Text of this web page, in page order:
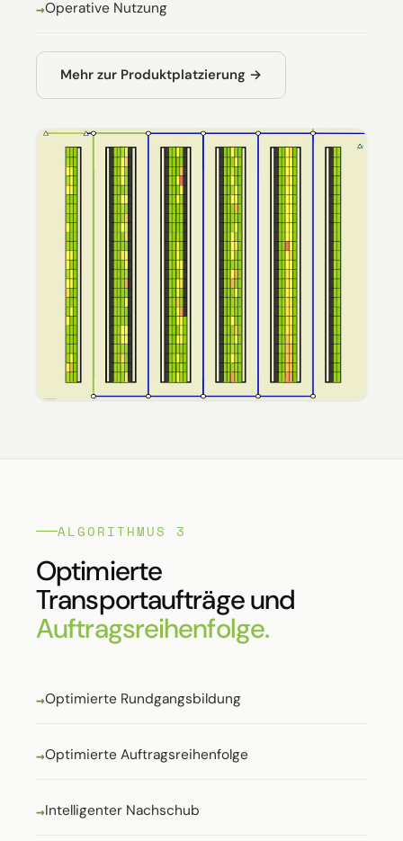
Operative Nutzung
Mehr zur Produktplatzierung →
ALGORITHMUS 3
Optimierte
Transportaufträge und
Auftragsreihenfolge.
Optimierte Rundgangsbildung
Optimierte Auftragsreihenfolge
Intelligenter Nachschub